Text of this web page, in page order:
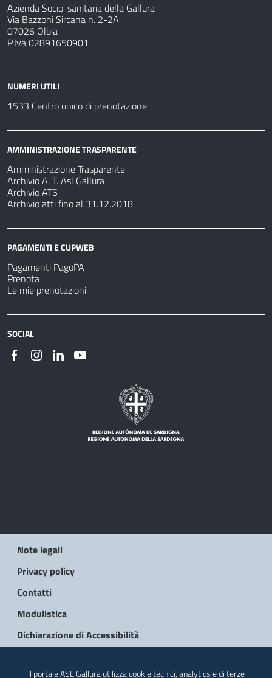
Azienda Socio-sanitaria della Gallura
Via Bazzoni Sircana n. 2-2A
07026 Olbia
P.Iva 02891650901
NUMERI UTILI
1533 Centro unico di prenotazione
AMMINISTRAZIONE TRASPARENTE
Amministrazione Trasparente
Archivio A. T. Asl Gallura
Archivio ATS
Archivio atti fino al 31.12.2018
PAGAMENTI E CUPWEB
Pagamenti PagoPA
Prenota
Le mie prenotazioni
SOCIAL
Note legali
Privacy policy
Contatti
Modulistica
Dichiarazione di Accessibilità
Il portale ASL Gallura utilizza cookie tecnici, analytics e di terze